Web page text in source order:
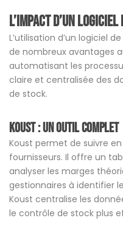
L’impact d’un
L’utilisation d’un logiciel
de nombreux avantages
automatisant les
claire et centralisée des
de stock.
Koust : Un outil complet
Koust permet de suivre
fournisseurs. Il offre un
analyser les marges
gestionnaires à identifier
Koust centralise les
le contrôle de stock plus